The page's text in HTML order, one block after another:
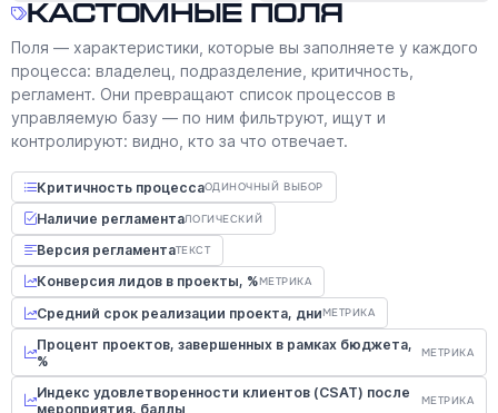
Кастомные поля
Поля — характеристики, которые вы заполняете у каждого
процесса: владелец, подразделение, критичность,
регламент. Они превращают список процессов в
управляемую базу — по ним фильтруют, ищут и
контролируют: видно, кто за что отвечает.
Критичность процессаОДИНОЧНЫЙ ВЫБОР
Наличие регламентаЛОГИЧЕСКИЙ
Версия регламентаТЕКСТ
Конверсия лидов в проекты, %МЕТРИКА
Средний срок реализации проекта, дниМЕТРИКА
Процент проектов, завершенных в рамках бюджета,
%
МЕТРИКА
Индекс удовлетворенности клиентов (CSAT) после
мероприятия, баллы
МЕТРИКА